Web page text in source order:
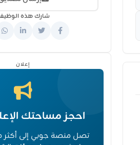
شارك هذه
إعلان
احجز مساحتك
تصل منصة جوبي إلى أكثر